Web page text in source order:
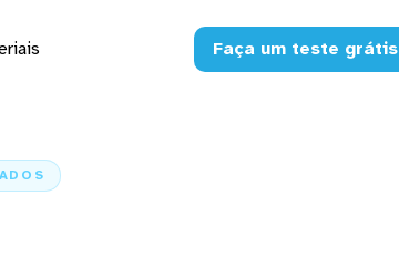
Faça um teste grátis